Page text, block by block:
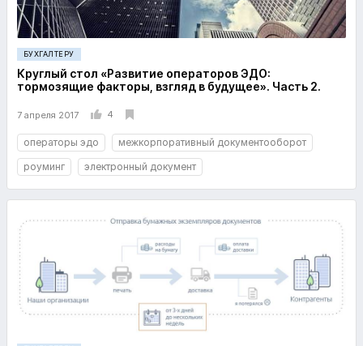
БУХГАЛТЕРУ
Круглый стол «Развитие операторов ЭДО:
тормозящие факторы, взгляд в будущее». Часть 2.
7 апреля 2017 4
операторы эдо
межкорпоративный документооборот
роуминг
электронный документ